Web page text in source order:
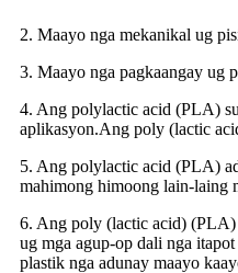
2. Maayo nga mekanikal ug
3. Maayo nga pagkaangay ug
4. Ang polylactic acid (PLA)
aplikasyon.Ang poly (lactic
5. Ang polylactic acid (PLA)
mahimong himoong lain-laing
6. Ang poly (lactic acid) (PLA)
ug mga agup-op dali nga
plastik nga adunay maayo